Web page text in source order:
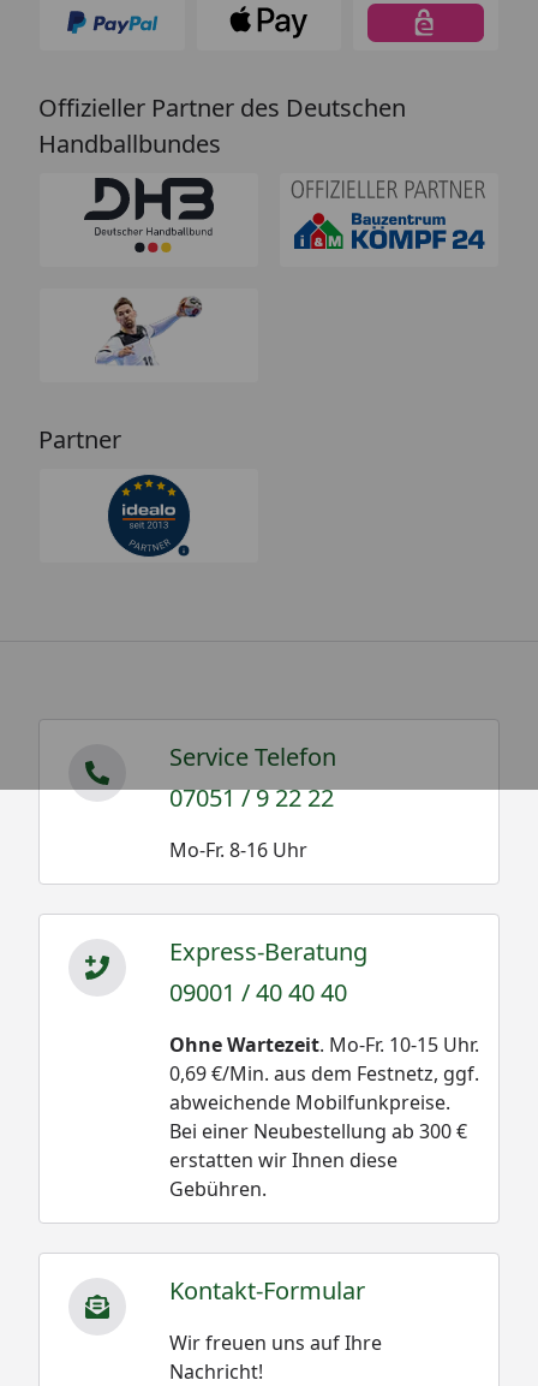
Offizieller Partner des Deutschen
Handballbundes
Partner
Service Telefon
07051 / 9 22 22
Mo-Fr. 8-16 Uhr
Express-Beratung
09001 / 40 40 40
Ohne Wartezeit. Mo-Fr. 10-15 Uhr.
0,69 €/Min. aus dem Festnetz, ggf.
abweichende Mobilfunkpreise.
Bei einer Neubestellung ab 300 €
erstatten wir Ihnen diese
Gebühren.
Kontakt-Formular
Wir freuen uns auf Ihre
Nachricht!